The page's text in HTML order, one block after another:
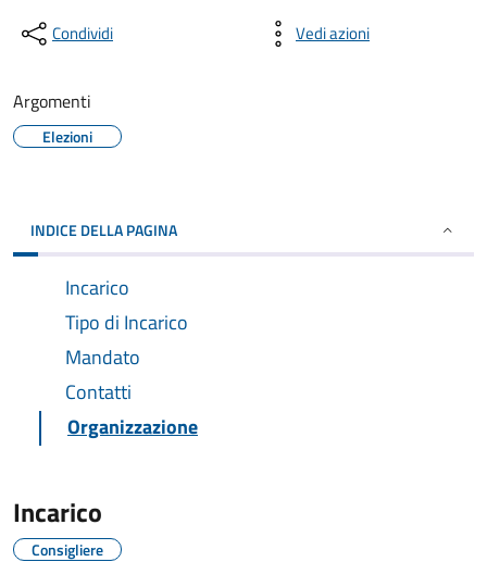
Condividi Vedi azioni
Argomenti
Elezioni
INDICE DELLA PAGINA
Incarico
Tipo di Incarico
Mandato
Contatti
Organizzazione
Incarico
Consigliere